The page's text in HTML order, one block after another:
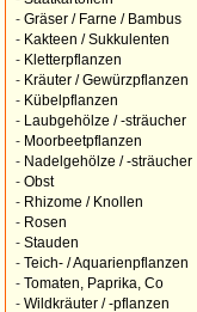
- Gräser / Farne / Bambus
- Kakteen / Sukkulenten
- Kletterpflanzen
- Kräuter / Gewürzpflanzen
- Kübelpflanzen
-
Laubgehölze / -sträucher
- Moorbeetpflanzen
- Nadelgehölze / -sträucher
- Obst
- Rhizome / Knollen
- Rosen
- Stauden
- Teich- / Aquarienpflanzen
- Tomaten, Paprika, Co
- Wildkräuter / -pflanzen